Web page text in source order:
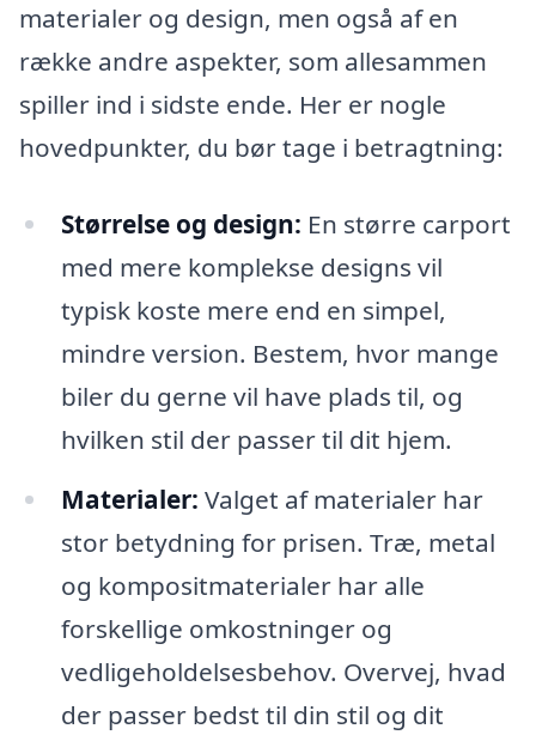
materialer og design, men også af en
række andre aspekter, som allesammen
spiller ind i sidste ende. Her er nogle
hovedpunkter, du bør tage i betragtning:
Størrelse og design: En større carport
med mere komplekse designs vil
typisk koste mere end en simpel,
mindre version. Bestem, hvor mange
biler du gerne vil have plads til, og
hvilken stil der passer til dit hjem.
Materialer: Valget af materialer har
stor betydning for prisen. Træ, metal
og kompositmaterialer har alle
forskellige omkostninger og
vedligeholdelsesbehov. Overvej, hvad
der passer bedst til din stil og dit